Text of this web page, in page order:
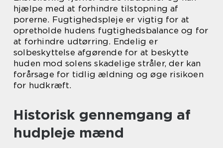
hjælpe med at forhindre tilstopning af
porerne. Fugtighedspleje er vigtig for at
opretholde hudens fugtighedsbalance og for
at forhindre udtørring. Endelig er
solbeskyttelse afgørende for at beskytte
huden mod solens skadelige stråler, der kan
forårsage for tidlig ældning og øge risikoen
for hudkræft.
Historisk gennemgang af
hudpleje mænd